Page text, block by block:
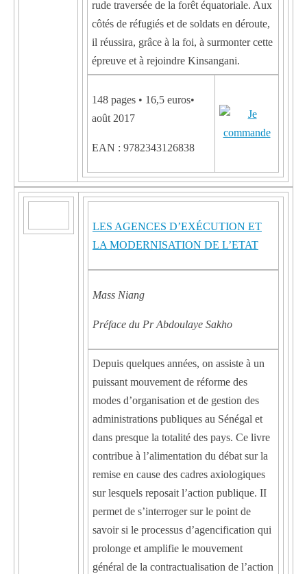
rude traversée de la forêt équatoriale. Aux
côtés de réfugiés et de soldats en déroute,
il réussira, grâce à la foi, à surmonter cette
épreuve et à rejoindre Kinsangani.
148 pages • 16,5 euros•
août 2017
EAN : 9782343126838
LES AGENCES D’EXÉCUTION ET
LA MODERNISATION DE L’ETAT
Mass Niang
Préface du Pr Abdoulaye Sakho
Depuis quelques années, on assiste à un
puissant mouvement de réforme des
modes d’organisation et de gestion des
administrations publiques au Sénégal et
dans presque la totalité des pays. Ce livre
contribue à l’alimentation du débat sur la
remise en cause des cadres axiologiques
sur lesquels reposait l’action publique. II
permet de s’interroger sur le point de
savoir si le processus d’agencification qui
prolonge et amplifie le mouvement
général de la contractualisation de l’action